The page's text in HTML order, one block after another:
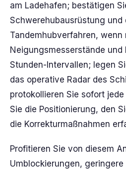
am Ladehafen; bestätigen
Schwerehubausrüstung und
Tandemhubverfahren, wenn
Neigungsmesserstände
Stunden-Intervallen; legen
das operative Radar des
protokollieren Sie sofort
Sie die Positionierung, den
die Korrekturmaßnahmen
Profitieren Sie von diesem
Umblockierungen,